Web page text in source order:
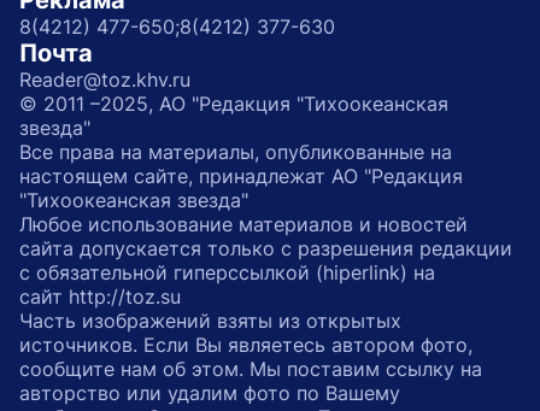
8(4212) 477-650;8(4212) 377-630
Почта
Reader@toz.khv.ru
© 2011 –2025, АО "Редакция "Тихоокеанская
звезда"
Все права на материалы, опубликованные на
настоящем сайте, принадлежат АО "Редакция
"Тихоокеанская звезда"
Любое использование материалов и новостей
сайта допускается только с разрешения редакции
с обязательной гиперссылкой (hiperlink) на
сайт http://toz.su
Часть изображений взяты из открытых
источников. Если Вы являетесь автором фото,
сообщите нам об этом. Мы поставим ссылку на
авторство или удалим фото по Вашему